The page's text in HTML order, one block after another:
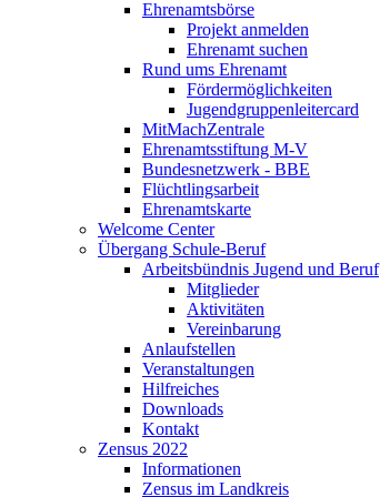
Ehrenamtsbörse
Projekt anmelden
Ehrenamt suchen
Rund ums Ehrenamt
Fördermöglichkeiten
Jugendgruppenleitercard
MitMachZentrale
Ehrenamtsstiftung M-V
Bundesnetzwerk - BBE
Flüchtlingsarbeit
Ehrenamtskarte
Welcome Center
Übergang Schule-Beruf
Arbeitsbündnis Jugend und Beruf
Mitglieder
Aktivitäten
Vereinbarung
Anlaufstellen
Veranstaltungen
Hilfreiches
Downloads
Kontakt
Zensus 2022
Informationen
Zensus im Landkreis